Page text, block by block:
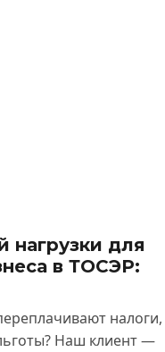
нагрузки для
в ТОСЭР:
налоги,
Наш клиент —